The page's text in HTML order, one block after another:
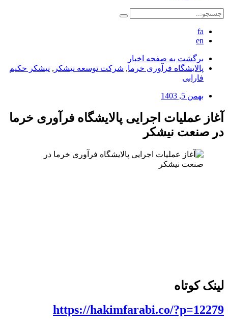
fa
en
برگشت به صفحه اخبار
پالایشگاه فرآوری خرما, شرکت توسعه نیشکر , نیشکر حکیم
فارابی
بهمن 5, 1403
آغاز عملیات اجرایی پالایشگاه فرآوری خرما
در صنعت نیشکر
لینک کوتاه
https://hakimfarabi.co/?p=12279